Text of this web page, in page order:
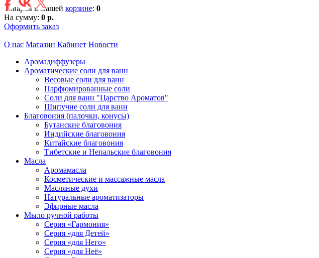
Товаров в Вашей корзине: 0
На сумму: 0 р.
Оформить заказ
О нас Магазин Кабинет Новости
Аромадиффузеры
Ароматические соли для ванн
Весовые соли для ванн
Парфюмированные соли
Соли для ванн "Царство Ароматов"
Шипучие соли для ванн
Благовония (палочки, конусы)
Бутанские благовония
Индийские благовония
Китайские благовония
Тибетские и Непальские благовония
Масла
Аромамасла
Косметические и массажные масла
Масляные духи
Натуральные ароматизаторы
Эфирные масла
Мыло ручной работы
Серия «Гармония»
Серия «для Детей»
Серия «для Него»
Серия «для Неё»